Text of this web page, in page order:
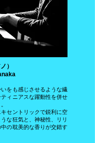
ノ）
をも感じさせるような繊
ィニアスな躍動性を併せ
セントリックで鋭利に空
な狂気と、神秘性、リリ
の耽美的な香りが交錯す